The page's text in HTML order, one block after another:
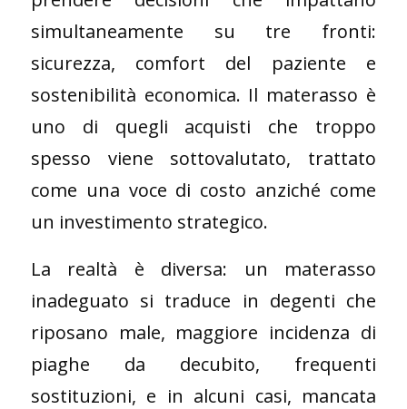
simultaneamente su tre fronti:
sicurezza, comfort del paziente e
sostenibilità economica. Il materasso è
uno di quegli acquisti che troppo
spesso viene sottovalutato, trattato
come una voce di costo anziché come
un investimento strategico.
La realtà è diversa: un materasso
inadeguato si traduce in degenti che
riposano male, maggiore incidenza di
piaghe da decubito, frequenti
sostituzioni, e in alcuni casi, mancata